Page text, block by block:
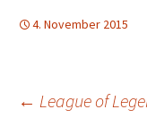
4. November 2015
← League of